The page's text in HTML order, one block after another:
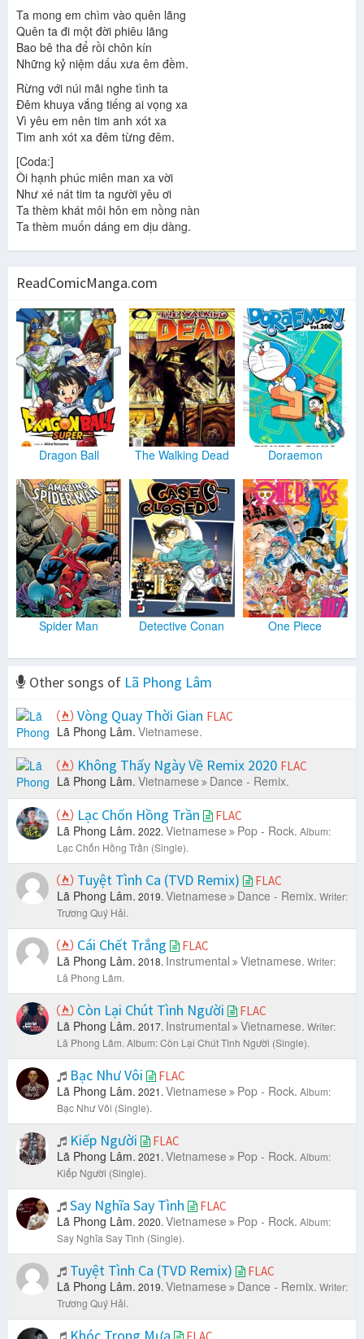
Ta mong em chìm vào quên lãng
Quên ta đi một đời phiêu lãng
Bao bê tha để rồi chôn kín
Những kỷ niệm dấu xưa êm đềm.
Rừng với núi mãi nghe tình ta
Đêm khuya vắng tiếng ai vọng xa
Vì yêu em nên tim anh xót xa
Tim anh xót xa đêm từng đêm.
[Coda:]
Ôi hạnh phúc miên man xa vời
Như xé nát tim ta người yêu ơi
Ta thèm khát môi hôn em nồng nàn
Ta thèm muốn dáng em dịu dàng.
ReadComicManga.com
Dragon Ball The Walking Dead Doraemon
Spider Man Detective Conan One Piece
Other songs of Lã Phong Lâm
Vòng Quay Thời Gian FLAC
Lã Phong Lâm. Vietnamese.
Không Thấy Ngày Về Remix 2020 FLAC
Lã Phong Lâm. Vietnamese Dance - Remix.
Lạc Chốn Hồng Trần FLAC
Lã Phong Lâm. 2022. Vietnamese Pop - Rock. Album:
Lạc Chốn Hồng Trần (Single).
Tuyệt Tình Ca (TVD Remix) FLAC
Lã Phong Lâm. 2019. Vietnamese Dance - Remix. Writer:
Trương Quý Hải.
Cái Chết Trắng FLAC
Lã Phong Lâm. 2018. Instrumental Vietnamese. Writer:
Lã Phong Lâm.
Còn Lại Chút Tình Người FLAC
Lã Phong Lâm. 2017. Instrumental Vietnamese. Writer:
Lã Phong Lâm. Album: Còn Lại Chút Tình Người (Single).
Bạc Như Vôi FLAC
Lã Phong Lâm. 2021. Vietnamese Pop - Rock. Album:
Bạc Như Vôi (Single).
Kiếp Người FLAC
Lã Phong Lâm. 2021. Vietnamese Pop - Rock. Album:
Kiếp Người (Single).
Say Nghĩa Say Tình FLAC
Lã Phong Lâm. 2020. Vietnamese Pop - Rock. Album:
Say Nghĩa Say Tình (Single).
Tuyệt Tình Ca (TVD Remix) FLAC
Lã Phong Lâm. 2019. Vietnamese Dance - Remix. Writer:
Trương Quý Hải.